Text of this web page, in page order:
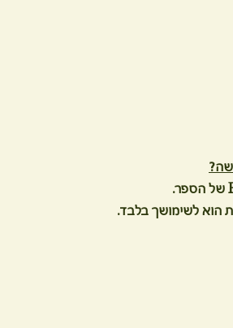
הוא לשימושך בלבד.